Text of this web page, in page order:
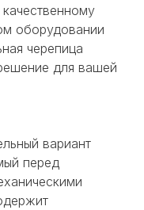
оборудовании
черепица
для вашей
вариант
перед